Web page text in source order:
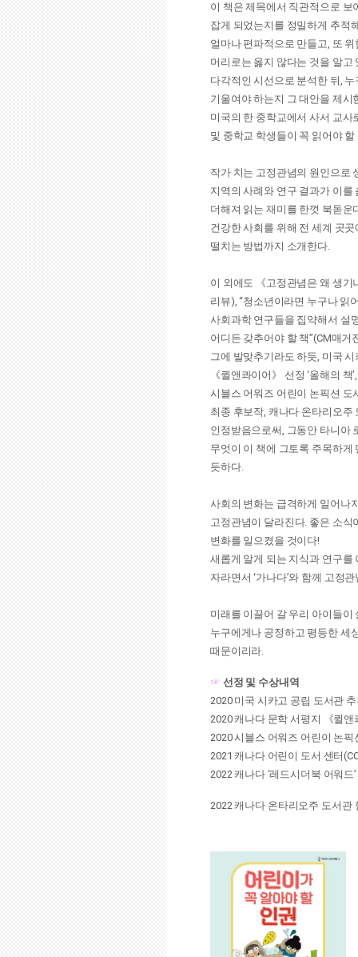
이 책은 제목에서 직관적으로 보
잡게 되었는지를 정밀하게 추적
얼마나 편파적으로 만들고, 또
머리로는 옳지 않다는 것을 알
다각적인 시선으로 분석한 뒤,
기울여야 하는지 그 대안을 제시
미국의 한 중학교에서 사서 교
및 중학교 학생들이 꼭 읽어야
작가 치는 고정관념의 원인으로
지역의 사례와 연구 결과가 이
더해져 읽는 재미를 한껏 북돋
건강한 사회를 위해 전 세계 곳
떨치는 방법까지 소개한다.
이 외에도 《고정관념은 왜 생기
리뷰), “청소년이라면 누구나 읽
사회과학 연구들을 집약해서 설
어디든 갖추어야 할 책”(CM매
그에 발맞추기라도 하듯, 미국
《퀼앤콰이어》 선정 ‘올해의
시블스 어워즈 어린이 논픽션 도
최종 후보작, 캐나다 온타리오주
인정받음으로써, 그동안 타니아
무엇이 이 책에 그토록 주목하
듯하다.
사회의 변화는 급격하게 일어나
고정관념이 달라진다. 좋은 소식
변화를 일으켰을 것이다!
새롭게 알게 되는 지식과 연구를
자라면서 ‘가나다’와 함께 고정
미래를 이끌어 갈 우리 아이들
누구에게나 공정하고 평등한 세
때문이리라.
☞ 선정 및 수상내역
2020 미국 시카고 공립 도서관 추
2020 캐나다 문학 서평지 《퀼앤
2020 시블스 어워즈 어린이 논
2021 캐나다 어린이 도서 센터
2022 캐나다 ‘레드시더북 어워드
2022 캐나다 온타리오주 도서관